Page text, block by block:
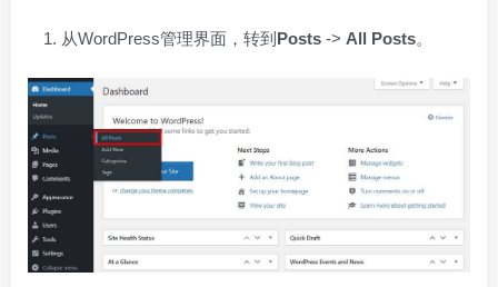
从WordPress管理界面，转到 Posts -> All Posts。